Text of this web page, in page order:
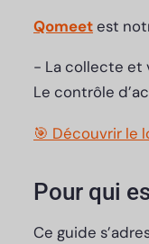
Qomeetest
- La collecte et
Le contrôle
🎯 Découvrir le
Pour qui
Ce guide